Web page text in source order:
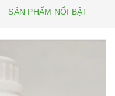
SẢN PHẨM NỔI BẬT